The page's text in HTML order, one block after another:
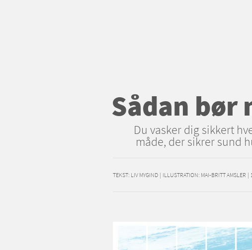
Sådan bør
Du vasker dig sikkert
måde, der sikrer sund
TEKST: LIV MYGIND | ILLUSTRATION: MAI-BRITT AMSLER |